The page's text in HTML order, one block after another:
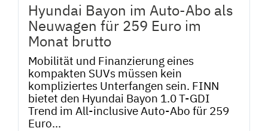
Hyundai Bayon im Auto-Abo als
Neuwagen für 259 Euro im
Monat brutto
Mobilität und Finanzierung eines
kompakten SUVs müssen kein
kompliziertes Unterfangen sein. FINN
bietet den Hyundai Bayon 1.0 T-GDI
Trend im All-inclusive Auto-Abo für 259
Euro...